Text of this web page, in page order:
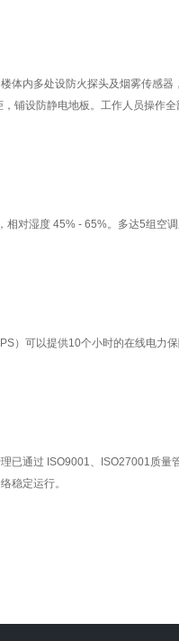
体内多处设防火探头及烟雾传感器
铺设防静电地板。工作人员操作全
对湿度 45% - 65%。多达5组空
）可以提供10个小时的在线电力保
已通过 ISO9001、ISO27001质量
稳定运行。